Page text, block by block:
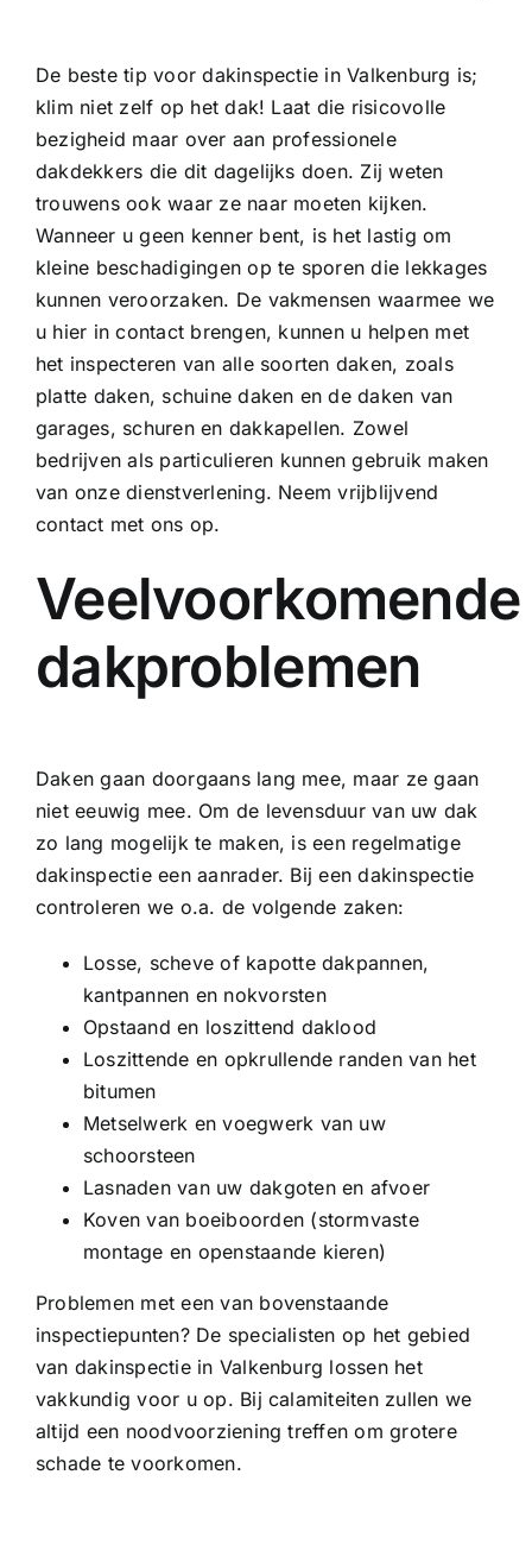
De beste tip voor dakinspectie in Valkenburg is;
klim niet zelf op het dak! Laat die risicovolle
bezigheid maar over aan professionele
dakdekkers die dit dagelijks doen. Zij weten
trouwens ook waar ze naar moeten kijken.
Wanneer u geen kenner bent, is het lastig om
kleine beschadigingen op te sporen die lekkages
kunnen veroorzaken. De vakmensen waarmee we
u hier in contact brengen, kunnen u helpen met
het inspecteren van alle soorten daken, zoals
platte daken, schuine daken en de daken van
garages, schuren en dakkapellen. Zowel
bedrijven als particulieren kunnen gebruik maken
van onze dienstverlening. Neem vrijblijvend
contact met ons op.
Veelvoorkomende
dakproblemen
Daken gaan doorgaans lang mee, maar ze gaan
niet eeuwig mee. Om de levensduur van uw dak
zo lang mogelijk te maken, is een regelmatige
dakinspectie een aanrader. Bij een dakinspectie
controleren we o.a. de volgende zaken:
Losse, scheve of kapotte dakpannen,
kantpannen en nokvorsten
Opstaand en loszittend daklood
Loszittende en opkrullende randen van het
bitumen
Metselwerk en voegwerk van uw
schoorsteen
Lasnaden van uw dakgoten en afvoer
Koven van boeiboorden (stormvaste
montage en openstaande kieren)
Problemen met een van bovenstaande
inspectiepunten? De specialisten op het gebied
van dakinspectie in Valkenburg lossen het
vakkundig voor u op. Bij calamiteiten zullen we
altijd een noodvoorziening treffen om grotere
schade te voorkomen.